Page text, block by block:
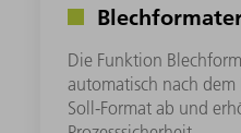
Die Funktion
automatisch nach
Soll-Format ab und